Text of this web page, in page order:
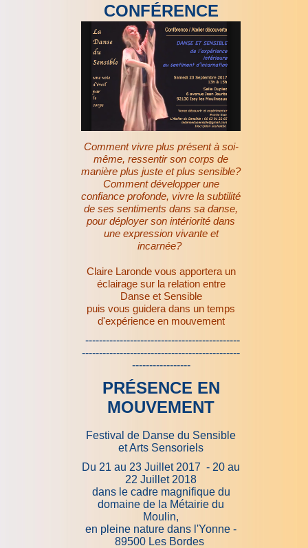
CONFÉRENCE
Comment vivre plus présent à soi-
même, ressentir son corps de
manière plus juste et plus sensible?
Comment développer une
confiance profonde, vivre la subtilité
de ses sentiments dans sa danse,
pour déployer son intériorité dans
une expression vivante et
incarnée?
Claire Laronde vous apportera un
éclairage sur la relation entre
Danse et Sensible
puis vous guidera dans un temps
d'expérience en mouvement
---------------------------------------------
----------------------------------------------
-----------------
PRÉSENCE EN
MOUVEMENT
Festival de Danse du Sensible
et Arts Sensoriels
Du 21 au 23 Juillet 2017 - 20 au
22 Juillet 2018
dans le cadre magnifique du
domaine de la Métairie du
Moulin,
en pleine nature dans l'Yonne -
89500 Les Bordes